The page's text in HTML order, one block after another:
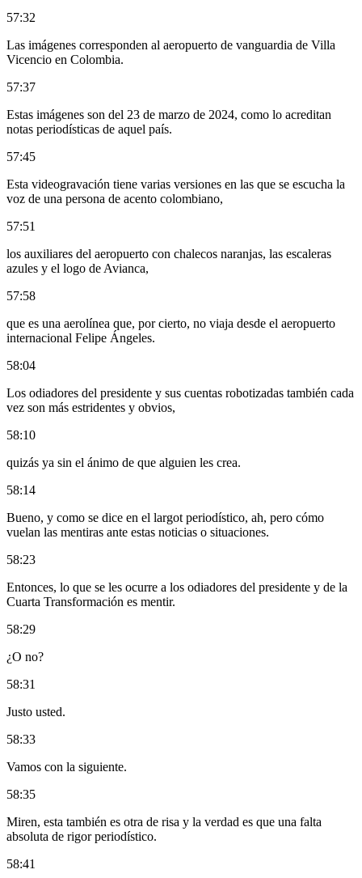
57:32
Las imágenes corresponden al aeropuerto de vanguardia de Villa
Vicencio en Colombia.
57:37
Estas imágenes son del 23 de marzo de 2024, como lo acreditan
notas periodísticas de aquel país.
57:45
Esta videogravación tiene varias versiones en las que se escucha la
voz de una persona de acento colombiano,
57:51
los auxiliares del aeropuerto con chalecos naranjas, las escaleras
azules y el logo de Avianca,
57:58
que es una aerolínea que, por cierto, no viaja desde el aeropuerto
internacional Felipe Ángeles.
58:04
Los odiadores del presidente y sus cuentas robotizadas también cada
vez son más estridentes y obvios,
58:10
quizás ya sin el ánimo de que alguien les crea.
58:14
Bueno, y como se dice en el largot periodístico, ah, pero cómo
vuelan las mentiras ante estas noticias o situaciones.
58:23
Entonces, lo que se les ocurre a los odiadores del presidente y de la
Cuarta Transformación es mentir.
58:29
¿O no?
58:31
Justo usted.
58:33
Vamos con la siguiente.
58:35
Miren, esta también es otra de risa y la verdad es que una falta
absoluta de rigor periodístico.
58:41